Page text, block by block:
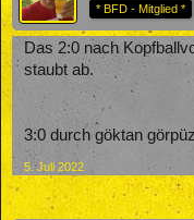
* BFD - Mitglied *
Das 2:0 nach
staubt ab.
3:0 durch göktan
5. Juli 2022